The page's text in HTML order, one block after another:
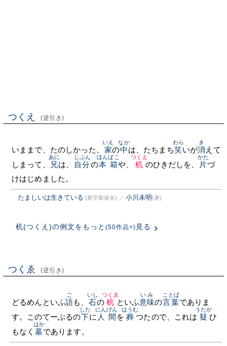
つくえ (逆引き)
いままで、たのしかった、 家
いえ
の中
なか
は、たちまち笑
わら
いが消
き
えて
しまって、
兄
あに
は、 自分
じぶん
の本箱
ほんばこ
や、 机
つくえ
のひきだしを、 片
かた
づ
けはじめました。
たましいは生きている (新字新仮名) ／ 小川未明(著)
机(つくえ)の例文をもっと (50作品+) 見る
つくゑ (逆引き)
どるめんといふ語
ご
も、 石
いし
の 机
つくゑ
といふ意味
いみ
の言葉
ことば
でありま
す。このてーぶるの下
した
に 人間
にんげん
を 葬
はうむ
つたので、これは 疑
うたが
ひ
もなく 墓
はか
であります。